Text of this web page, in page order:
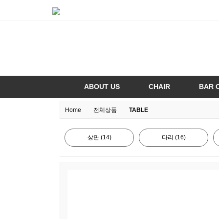
ABOUT US CHAIR BAR
Home 전체상품 TABLE
상판 (14) 다리 (16)